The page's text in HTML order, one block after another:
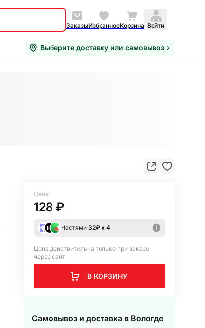
ЗаказыИзбранноеКорзина Войти
Выберите доставку или самовывоз
Цена:
128 ₽
Частями 32₽ х 4
Цена действительна только при заказе
через сайт
В КОРЗИНУ
Самовывоз и доставка в Вологде